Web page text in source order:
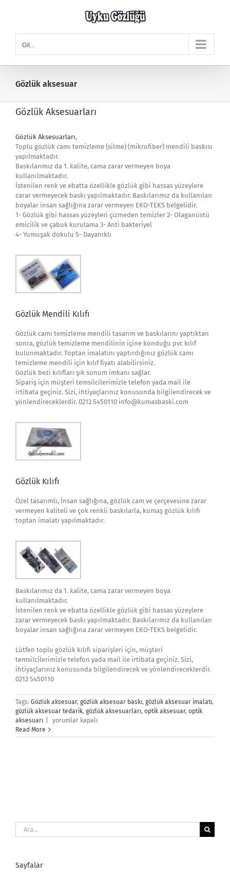
Git...
Gözlük aksesuar
Gözlük Aksesuarları
Gözlük Aksesuarları,
Toplu gözlük camı temizleme (silme) (mikrofiber) mendili baskısı
yapılmaktadır.
Baskılarımız da 1. kalite, cama zarar vermeyen boya
kullanılmaktadır.
İstenilen renk ve ebatta özellikle gözlük gibi hassas yüzeylere
zarar vermeyecek baskı yapılmaktadır. Baskılarımız da kullanılan
boyalar insan sağlığına zarar vermeyen EKO-TEKS belgelidir.
1- Gözlük gibi hassas yüzeyleri çizmeden temizler 2- Olaganüstü
emicilik ve çabuk kurulama 3- Anti bakteriyel
4- Yumuşak dokulu 5- Dayanıklı
Gözlük Mendili Kılıfı
Gözlük camı temizleme mendili tasarım ve baskılarını yaptıktan
sonra, gözlük temizleme mendilinin içine konduğu pvc kılıf
bulunmaktadır. Toptan imalatını yaptırdığınız gözlük camı
temizleme mendili için kılıf fiyatı alabilirsiniz.
Gözlük bezi kılıfları şık sunum imkanı sağlar.
Sipariş için müşteri temsilcilerimizle telefon yada mail ile
irtibata geçiniz. Sizi, ihtiyaçlarınız konusunda bilgilendirecek ve
yönlendireceklerdir. 0212 5450110 info@kumasbaski.com
Gözlük Kılıfı
Özel tasarımlı, İnsan sağlığına, gözlük cam ve çerçevesine zarar
vermeyen kaliteli ve çok renkli baskılarla, kumaş gözlük kılıfı
toptan imalatı yapılmaktadır.
Baskılarımız da 1. kalite, cama zarar vermeyen boya
kullanılmaktadır.
İstenilen renk ve ebatta özellikle gözlük gibi hassas yüzeylere
zarar vermeyecek baskı yapılmaktadır. Baskılarımız da kullanılan
boyalar insan sağlığına zarar vermeyen EKO-TEKS belgelidir.
Lütfen toplu gözlük kılıfı siparişleri için, müşteri
temsilcilerimizle telefon yada mail ile irtibata geçiniz. Sizi,
ihtiyaçlarınız konusunda bilgilendirecek ve yönlendireceklerdir.
0212 5450110
Tags: Gözlük aksesuar, gözlük aksesuar baskı, gözlük aksesuar imalatı,
gözlük aksesuar tedarik, gözlük aksesuarları, optik aksesuar, optik
aksesuarı
Gözlük
Aksesuarları
için
yorumlar kapalı
Read More
Ara:
Sayfalar